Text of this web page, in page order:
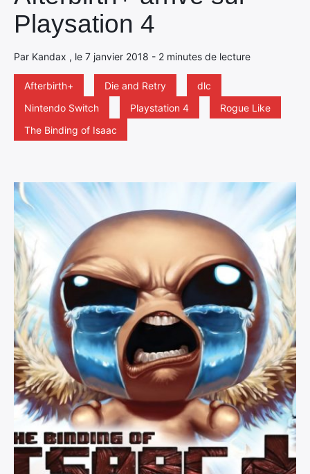
Playsation 4
Par Kandax , le 7 janvier 2018 - 2 minutes de lecture
Afterbirth+ Die and Retry
dlc
Nintendo Switch
Playstation 4
Rogue Like
The Binding of Isaac